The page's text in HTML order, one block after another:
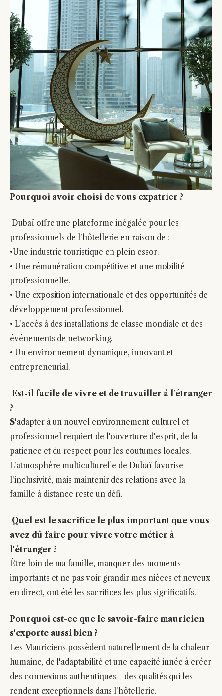
Pourquoi avoir choisi de vous expatrier ?
Dubaï offre une plateforme inégalée pour les
professionnels de l'hôtellerie en raison de :
•Une industrie touristique en plein essor.
• Une rémunération compétitive et une mobilité
professionnelle.
• Une exposition internationale et des opportunités de
développement professionnel.
• L'accès à des installations de classe mondiale et des
événements de networking.
• Un environnement dynamique, innovant et
entrepreneurial.
Est-il facile de vivre et de travailler à l'étranger
?
S'adapter à un nouvel environnement culturel et
professionnel requiert de l'ouverture d'esprit, de la
patience et du respect pour les coutumes locales.
L'atmosphère multiculturelle de Dubaï favorise
l'inclusivité, mais maintenir des relations avec la
famille à distance reste un défi.
Quel est le sacrifice le plus important que vous
avez dû faire pour vivre votre métier à
l'étranger ?
Être loin de ma famille, manquer des moments
importants et ne pas voir grandir mes nièces et neveux
en direct, ont été les sacrifices les plus significatifs.
Pourquoi est-ce que le savoir-faire mauricien
s'exporte aussi bien ?
Les Mauriciens possèdent naturellement de la chaleur
humaine, de l'adaptabilité et une capacité innée à créer
des connexions authentiques—des qualités qui les
rendent exceptionnels dans l'hôtellerie.